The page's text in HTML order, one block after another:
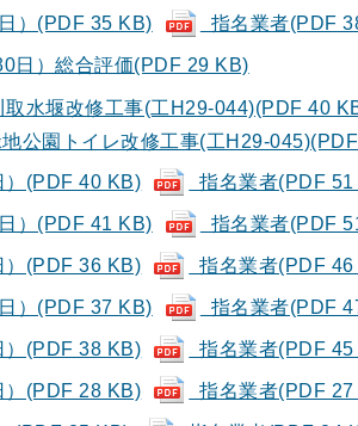
）(PDF 35 KB)
指名業者(PDF
日）総合評価(PDF 29 KB)
取水堰改修工事(工H29-044)(PDF 40
公園トイレ改修工事(工H29-
）(PDF 40 KB)
指名業者(PDF 51
）(PDF 41 KB)
指名業者(PDF
）(PDF 36 KB)
指名業者(PDF 46
）(PDF 37 KB)
指名業者(PDF
）(PDF 38 KB)
指名業者(PDF 45
）(PDF 28 KB)
指名業者(PDF 27